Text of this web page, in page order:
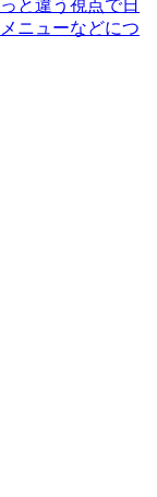
と違う視点で日
ニューなどにつ